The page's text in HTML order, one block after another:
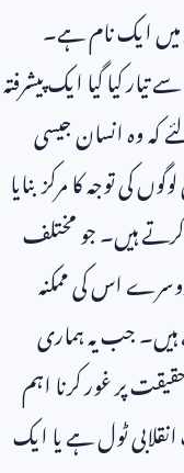
میں ایک نام ہے۔
کیا گیا ایک پیشرفتہ
وہ انسان جیسی
کی توجہ کا مرکز بنایا
ہیں۔ جو مختلف
اس کی ممکنہ
جب یہ ہماری
پر غور کرنا اہم
ٹول ہے یا ایک